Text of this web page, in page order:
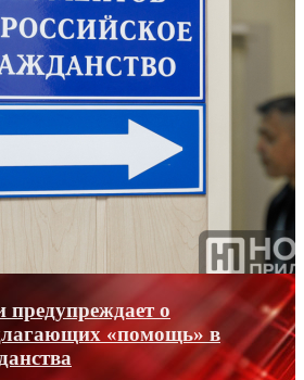
предупреждает о
«помощь» в